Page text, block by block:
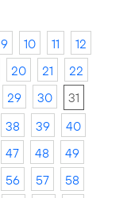
9 10 11
12
20 21
22
29 30
31
38 39
40
47 48
49
56 57
58